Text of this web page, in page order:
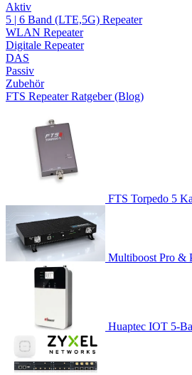
Aktiv
5 | 6 Band (LTE,5G) Repeater
WLAN Repeater
Digitale Repeater
DAS
Passiv
Zubehör
FTS Repeater Ratgeber (Blog)
FTS Torpedo 5
Multiboost Pro &
Huaptec IOT 5-